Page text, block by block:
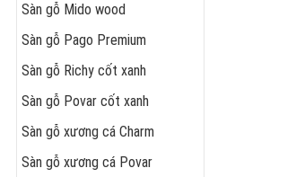
Sàn gỗ Mido wood
Sàn gỗ Pago Premium
Sàn gỗ Richy cốt xanh
Sàn gỗ Povar cốt xanh
Sàn gỗ xương cá Charm
Sàn gỗ xương cá Povar